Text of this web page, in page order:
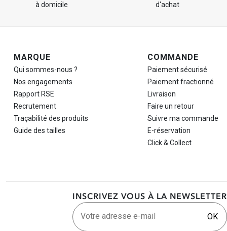
à domicile
d'achat
Navigation de pied de page
MARQUE
Qui sommes-nous ?
Nos engagements
Rapport RSE
Recrutement
Traçabilité des produits
Guide des tailles
COMMANDE
Paiement sécurisé
Paiement fractionné
Livraison
Faire un retour
Suivre ma commande
E-réservation
Click & Collect
INSCRIVEZ VOUS À LA NEWSLETTER
Votre adresse e-mail OK